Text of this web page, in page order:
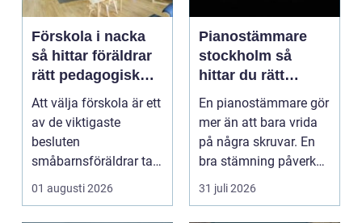
Förskola i nacka
så hittar föräldrar
rätt pedagogisk
trygghet
Att välja förskola är ett
av de viktigaste
besluten
småbarnsföräldrar tar.
Omsorg, trygghet,
pedagog...
01 augusti 2026
Pianostämmare
stockholm så
hittar du rätt
expert för ditt
piano
En pianostämmare gör
mer än att bara vrida
på några skruvar. En
bra stämning påverkar
hur pianot låt...
31 juli 2026